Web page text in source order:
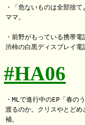
・「危ないものは全部捨
ママ。
・前野がもっている携帯
#HA06
・MLで進行中のEP「春の
渡るのか。クリスやとどめ